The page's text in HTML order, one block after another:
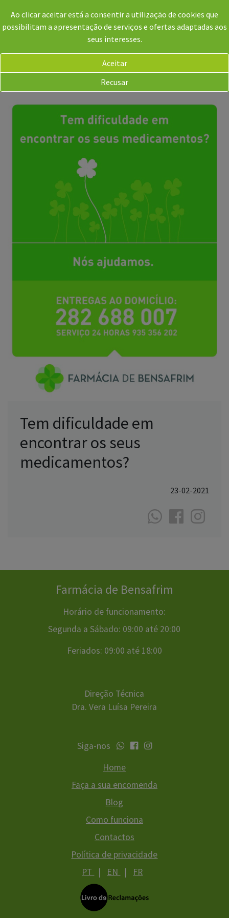
Tem dificuldade em
encontrar os seus
medicamentos?
23-02-2021
Farmácia de Bensafrim
Horário de funcionamento:
Segunda a Sábado: 09:00 até 20:00
Feriados: 09:00 até 18:00
Direção Técnica
Dra. Vera Luísa Pereira
Siga-nos
Home
Faça a sua encomenda
Blog
Como funciona
Contactos
Política de privacidade
PT
| EN | FR
Ao clicar aceitar está a consentir a utilização de cookies que
possibilitam a apresentação de serviços e ofertas adaptadas aos
seus interesses.
Aceitar
Recusar